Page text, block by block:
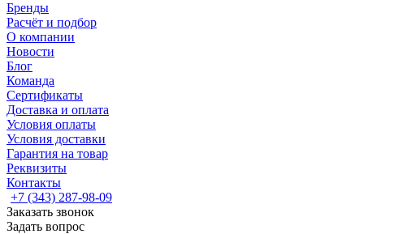
Бренды
Расчёт и подбор
О компании
Новости
Блог
Команда
Сертификаты
Доставка и оплата
Условия оплаты
Условия доставки
Гарантия на товар
Реквизиты
Контакты
+7 (343) 287-98-09
Заказать звонок
Задать вопрос